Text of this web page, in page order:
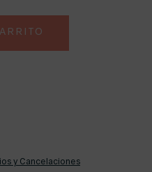
y Cancelaciones